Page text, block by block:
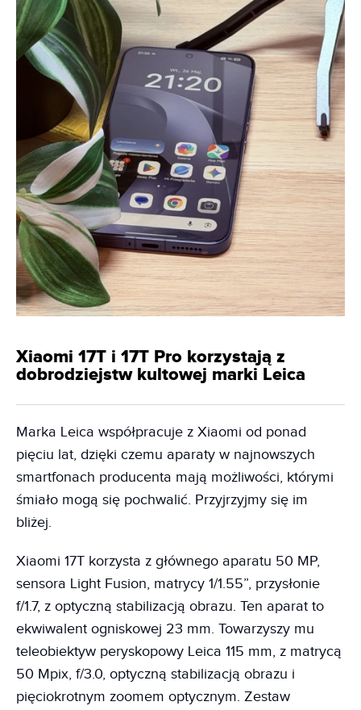
Xiaomi 17T i 17T Pro korzystają z
dobrodziejstw kultowej marki Leica
Marka Leica współpracuje z Xiaomi od ponad
pięciu lat, dzięki czemu aparaty w najnowszych
smartfonach producenta mają możliwości, którymi
śmiało mogą się pochwalić. Przyjrzyjmy się im
bliżej.
Xiaomi 17T korzysta z głównego aparatu 50 MP,
sensora Light Fusion, matrycy 1/1.55”, przysłonie
f/1.7, z optyczną stabilizacją obrazu. Ten aparat to
ekwiwalent ogniskowej 23 mm. Towarzyszy mu
teleobiektyw peryskopowy Leica 115 mm, z matrycą
50 Mpix, f/3.0, optyczną stabilizacją obrazu i
pięciokrotnym zoomem optycznym. Zestaw